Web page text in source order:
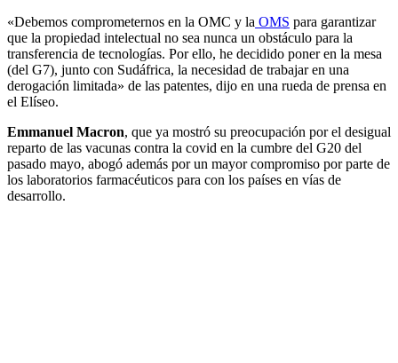
«Debemos comprometernos en la OMC y la OMS para garantizar
que la propiedad intelectual no sea nunca un obstáculo para la
transferencia de tecnologías. Por ello, he decidido poner en la mesa
(del G7), junto con Sudáfrica, la necesidad de trabajar en una
derogación limitada» de las patentes, dijo en una rueda de prensa en
el Elíseo.
Emmanuel Macron, que ya mostró su preocupación por el desigual
reparto de las vacunas contra la covid en la cumbre del G20 del
pasado mayo, abogó además por un mayor compromiso por parte de
los laboratorios farmacéuticos para con los países en vías de
desarrollo.